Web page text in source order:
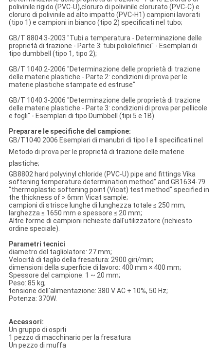
polivinile rigido (PVC-U),cloruro di polivinile clorurato (PVC-C) e
cloruro di polivinile ad alto impatto (PVC-H1) campioni lavorati
(tipo 1) e campioni in bianco (tipo 2) specificati nel tubo;
GB/T 8804.3-2003 "Tubi a temperatura - Determinazione delle
proprietà di trazione - Parte 3: tubi poliolefinici" - Esemplari di
tipo dumbbell (tipo 1, tipo 2);
GB/T 1040.2-2006 "Determinazione delle proprietà di trazione
delle materie plastiche - Parte 2: condizioni di prova per le
materie plastiche stampate ed estruse"
GB/T 1040.3-2006 "Determinazione delle proprietà di trazione
delle materie plastiche - Parte 3: condizioni di prova per pellicole
e fogli" - Esemplari di tipo Dumbbell (tipi 5 e 1B).
Preparare le specifiche del campione:
GB/T1040 2006 Esemplari di manubri di tipo I e II specificati nel
Metodo di prova per le proprietà di trazione delle materie
plastiche;
GB8802 hard polyvinyl chloride (PVC-U) pipe and fittings Vika
softening temperature determination method" and GB1634-79
"thermoplastic softening point (Vicat) test method" specified in
the thickness of > 6mm Vicat sample;
campioni di strisce lunghe di lunghezza totale ≤ 250 mm,
larghezza ≤ 1650 mm e spessore ≤ 20 mm;
Altre forme di campioni richieste dall'utilizzatore (richiesto
ordine speciale).
Parametri tecnici
diametro del tagliolatore: 27 mm;
Velocità di taglio della fresatura: 2900 giri/min;
dimensioni della superficie di lavoro: 400 mm × 400 mm;
Spessore del campione: 1 ~ 20 mm;
Peso: 85 kg;
tensione dell'alimentazione: 380 V AC + 10%, 50 Hz;
Potenza: 370W.
Accessori:
Un gruppo di ospiti
1 pezzo di macchinario per la fresatura
Un pezzo di muffa